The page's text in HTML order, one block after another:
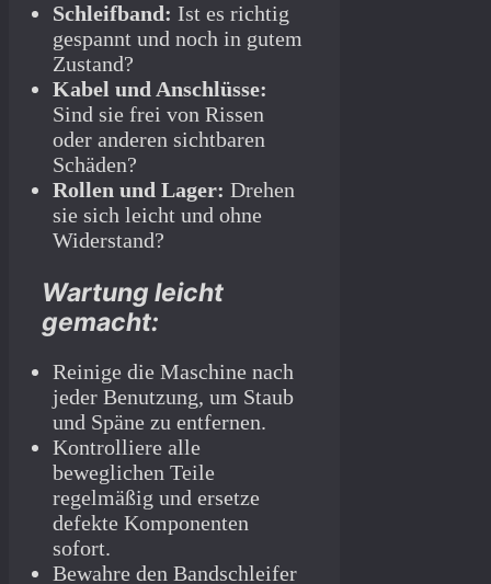
Schleifband: Ist es richtig
gespannt und noch in gutem
Zustand?
Kabel und Anschlüsse:
Sind sie frei von Rissen
oder anderen sichtbaren
Schäden?
Rollen und Lager: Drehen
sie sich leicht und ohne
Widerstand?
Wartung leicht
gemacht:
Reinige die Maschine nach
jeder Benutzung, um Staub
und Späne zu entfernen.
Kontrolliere alle
beweglichen Teile
regelmäßig und ersetze
defekte Komponenten
sofort.
Bewahre den Bandschleifer